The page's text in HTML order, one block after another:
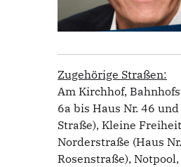
Zugehörige Straßen:
Am Kirchhof,
6a bis Haus Nr. 46
Straße), Kleine
Norderstraße (Haus
Rosenstraße),